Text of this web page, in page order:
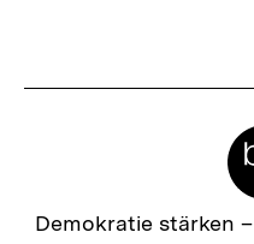
h
Zur
Demokratie stärken –